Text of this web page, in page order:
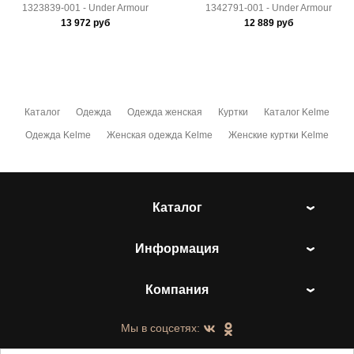
1323839-001 - Under Armour
13 972 руб
1342791-001 - Under Armour
12 889руб
Каталог Одежда Одежда женская Куртки Каталог Kelme
Одежда Kelme Женская одежда Kelme Женские куртки Kelme
Каталог
Информация
Компания
Мы в соцсетях: